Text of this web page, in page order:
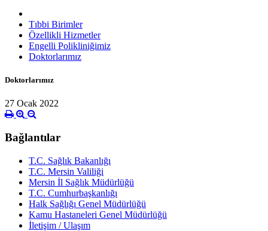
Tıbbi Birimler
Özellikli Hizmetler
Engelli Polikliniğimiz
Doktorlarımız
Doktorlarımız
27 Ocak 2022
Bağlantılar
T.C. Sağlık Bakanlığı
T.C. Mersin Valiliği
Mersin İl Sağlık Müdürlüğü
T.C. Cumhurbaşkanlığı
Halk Sağlığı Genel Müdürlüğü
Kamu Hastaneleri Genel Müdürlüğü
İletişim / Ulaşım